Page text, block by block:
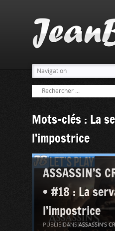
Mots-clés : La
l’impostrice
ASSASSIN’S
• #18 : La
l’impostrice
PUBLIÉ DANS ASSASSIN'S